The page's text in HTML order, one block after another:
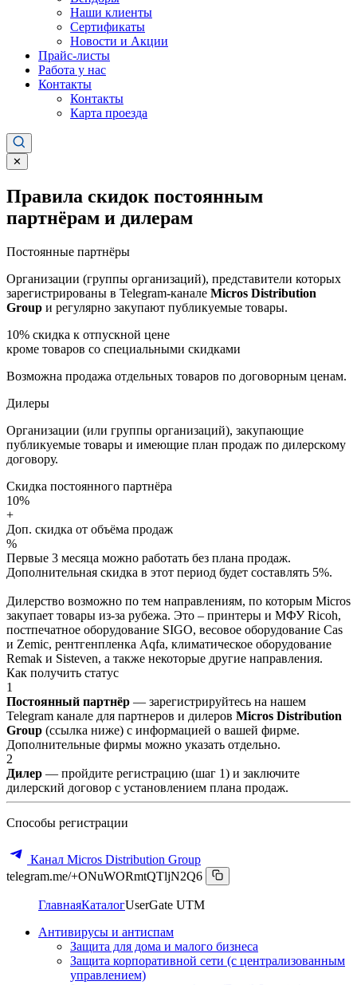
Наши клиенты
Сертификаты
Новости и Акции
Прайс-листы
Работа у нас
Контакты
Контакты
Карта проезда
✕
Правила скидок постоянным
партнёрам и дилерам
Постоянные партнёры
Организации (группы организаций), представители которых
зарегистрированы в Telegram-канале Micros Distribution
Group и регулярно закупают публикуемые товары.
10% скидка к отпускной цене
кроме товаров со специальными скидками
Возможна продажа отдельных товаров по договорным ценам.
Дилеры
Организации (или группы организаций), закупающие
публикуемые товары и имеющие план продаж по дилерскому
договору.
Скидка постоянного партнёра
10%
+
Доп. скидка от объёма продаж
%
Первые 3 месяца можно работать без плана продаж.
Дополнительная скидка в этот период будет составлять 5%.
Дилерство возможно по тем направлениям, по которым Micros
закупает товары из-за рубежа. Это – принтеры и МФУ Ricoh,
постпечатное оборудование SIGO, весовое оборудование Cas
и Zemic, рентгенпленка Aqfa, климатическое оборудование
Remak и Sisteven, а также некоторые другие направления.
Как получить статус
1
Постоянный партнёр — зарегистрируйтесь на нашем
Telegram канале для партнеров и дилеров Micros Distribution
Group (ссылка ниже) с информацией о вашей фирме.
Дополнительные фирмы можно указать отдельно.
2
Дилер — пройдите регистрацию (шаг 1) и заключите
дилерский договор с установлением плана продаж.
Способы регистрации
Канал Micros Distribution Group
telegram.me/+ONuWORmtQTljN2Q6
ГлавнаяКаталогUserGate UTM
Антивирусы и антиспам
Защита для дома и малого бизнеса
Защита корпоративной сети (с централизованным
управлением)